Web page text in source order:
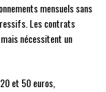
mensuels sans
Les contrats
nécessitent un
et 50 euros,